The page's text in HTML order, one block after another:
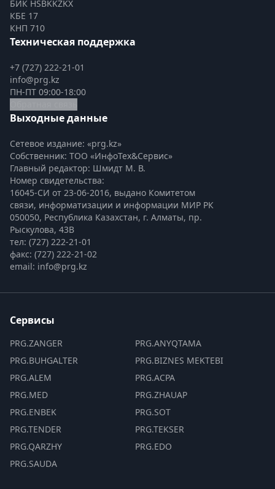
БИК HSBKKZKX
КБЕ 17
КНП 710
Техническая поддержка
+7 (727) 222-21-01
info@prg.kz
ПН-ПТ 09:00-18:00
Выходные данные
Сетевое издание: «prg.kz»
Собственник: ТОО «ИнфоТех&Сервис»
Главный редактор: Шмидт М. В.
Номер свидетельства:
16045-СИ от 23-06-2016, выдано Комитетом
связи, информатизации и информации МИР РК
050050, Республика Казахстан, г. Алматы, пр.
Рыскулова, 43В
тел: (727) 222-21-01
факс: (727) 222-21-02
email: info@prg.kz
Сервисы
PRG.ZANGER
PRG.BUHGALTER
PRG.ALEM
PRG.MED
PRG.ENBEK
PRG.TENDER
PRG.QARZHY
PRG.SAUDA
PRG.ANYQTAMA
PRG.BIZNES MEKTEBI
PRG.ACPA
PRG.ZHAUAP
PRG.SOT
PRG.TEKSER
PRG.EDO